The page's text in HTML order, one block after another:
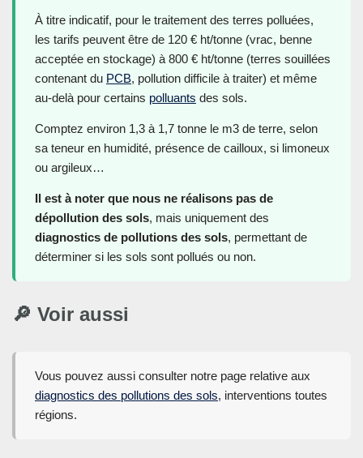
À titre indicatif, pour le traitement des terres polluées,
les tarifs peuvent être de 120 € ht/tonne (vrac, benne
acceptée en stockage) à 800 € ht/tonne (terres souillées
contenant du PCB, pollution difficile à traiter) et même
au-delà pour certains polluants des sols.
Comptez environ 1,3 à 1,7 tonne le m3 de terre, selon
sa teneur en humidité, présence de cailloux, si limoneux
ou argileux…
Il est à noter que nous ne réalisons pas de
dépollution des sols, mais uniquement des
diagnostics de pollutions des sols, permettant de
déterminer si les sols sont pollués ou non.
🔎 Voir aussi
Vous pouvez aussi consulter notre page relative aux
diagnostics des pollutions des sols, interventions toutes
régions.